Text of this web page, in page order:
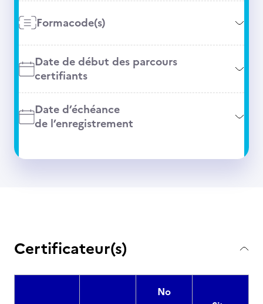
Formacode(s)
Date de début des parcours
certifiants
Date d’échéance
de l’enregistrement
Certificateur(s)
No